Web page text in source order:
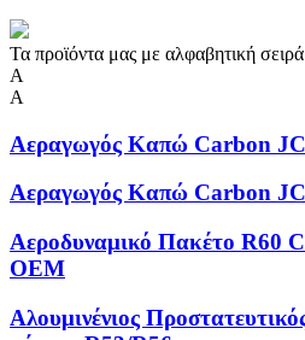
Τα προϊόντα μας με αλφαβητική
Α
Α
Αεραγωγός Καπώ Carbon
Αεραγωγός Καπώ Carbon
Αεροδυναμικό Πακέτο R60
OEM
Αλουμινένιος